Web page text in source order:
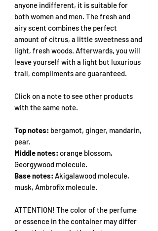
anyone indifferent, it is suitable for
both women and men. The fresh and
airy scent combines the perfect
amount of citrus, a little sweetness and
light, fresh woods. Afterwards, you will
leave yourself with a light but luxurious
trail, compliments are guaranteed.
Click on a note to see other products
with the same note.
Top notes: bergamot, ginger, mandarin,
pear.
Middle notes: orange blossom,
Georgywood molecule.
Base notes: Akigalawood molecule,
musk, Ambrofix molecule.
ATTENTION! The color of the perfume
or essence in the container may differ